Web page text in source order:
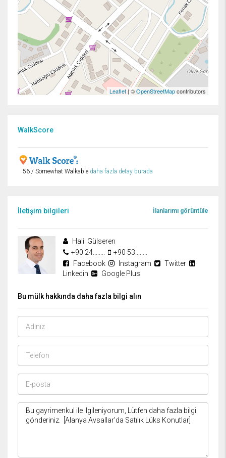
Leaflet | ©OpenStreetMapcontributors
WalkScore
56 / Somewhat Walkable daha fazla detay burada
İletişim bilgileri İlanlarımı görüntüle
Halil Gülseren
+90 24........
+90 53........
Facebook
Instagram
Twitter
Linkedin
Google Plus
Bu mülk hakkında daha fazla bilgi alın